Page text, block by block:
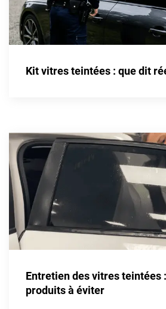
Kit vitres teintées : que dit
Entretien des vitres teintées
produits à éviter